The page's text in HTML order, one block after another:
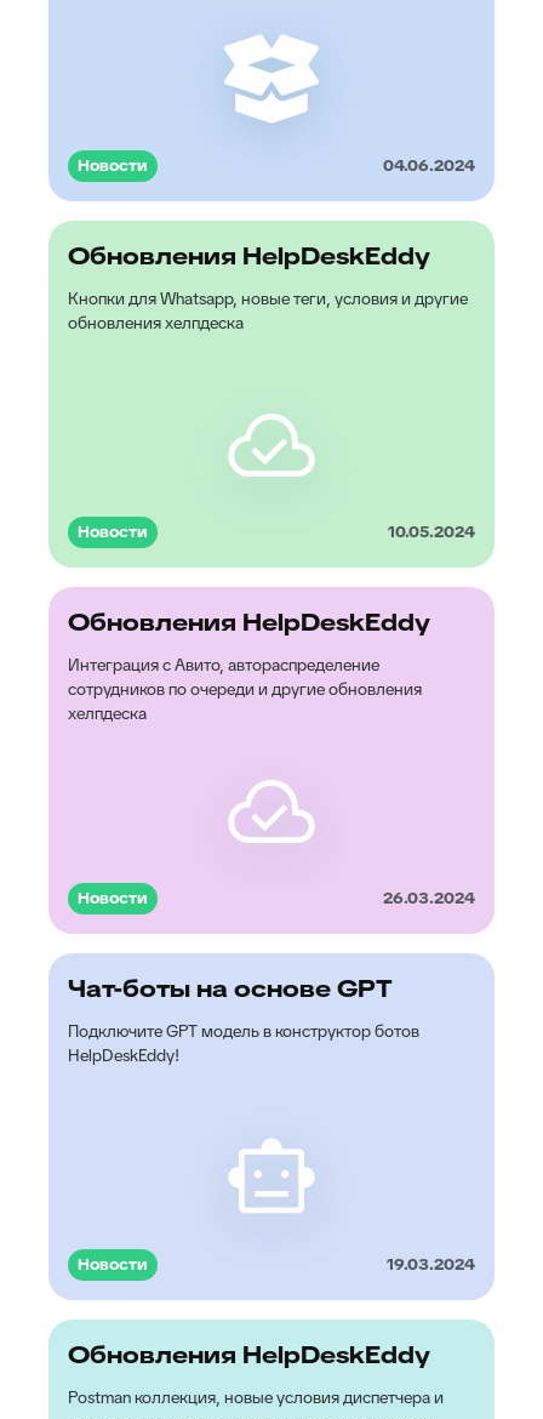
Новости 04.06.2024
Обновления HelpDeskEddy
Кнопки для Whatsapp, новые теги, условия и другие
обновления хелпдеска
Новости 10.05.2024
Обновления HelpDeskEddy
Интеграция с Авито, автораспределение
сотрудников по очереди и другие обновления
хелпдеска
Новости 26.03.2024
Чат-боты на основе GPT
Подключите GPT модель в конструктор ботов
HelpDeskEddy!
Новости 19.03.2024
Обновления HelpDeskEddy
Postman коллекция, новые условия диспетчера и